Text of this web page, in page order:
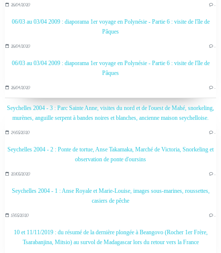
26/04/2020 …
06/03 au 03/04 2009 : diaporama 1er voyage en Polynésie - Partie 6 : visite de l'île de
Pâques
26/04/2020 …
06/03 au 03/04 2009 : diaporama 1er voyage en Polynésie - Partie 6 : visite de l'île de
Pâques
26/04/2020 …
Seychelles 2004 - 3 : Parc Sainte Anne, visites du nord et de l'ouest de Mahé, snorkeling,
murènes, anguille serpent à bandes noires et blanches, ancienne maison seychelloise.
24/05/2020 …
Seychelles 2004 - 2 : Ponte de tortue, Anse Takamaka, Marché de Victoria, Snorkeling et
observation de ponte d'oursins
20/05/2020 …
Seychelles 2004 - 1 : Anse Royale et Marie-Louise, images sous-marines, roussettes,
casiers de pêche
17/05/2020 …
10 et 11/11/2019 : du résumé de la dernière plongée à Beangovo (Rocher 1er Frère,
Tsarabanjina, Mitsio) au survol de Madagascar lors du retour vers la France